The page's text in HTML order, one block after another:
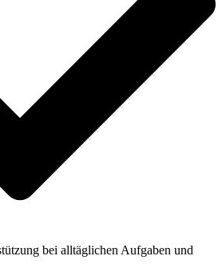
bei alltäglichen Aufgaben und